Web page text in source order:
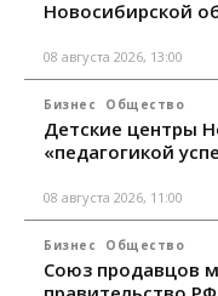
Новосибирской
08 августа 2026, 13:00
Бизнес Общество
Детские центры
«педагогикой
08 августа 2026, 11:00
Бизнес Общество
Союз продавцов